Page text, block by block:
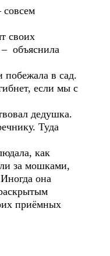
своих
объяснила
побежала в сад.
если мы с
дедушка.
Туда
как
за мошками,
она
приёмных